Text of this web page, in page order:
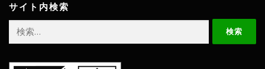
サイト内検索
索: